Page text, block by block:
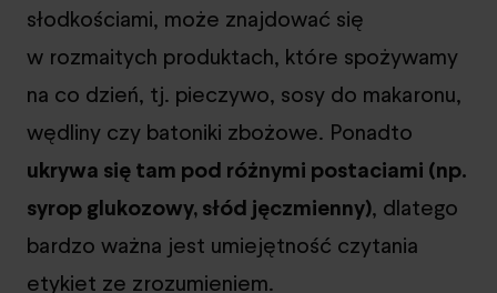
słodkościami, może znajdować się
w rozmaitych produktach, które spożywamy
na co dzień, tj. pieczywo, sosy do makaronu,
wędliny czy batoniki zbożowe. Ponadto
ukrywa się tam pod różnymi postaciami (np.
syrop glukozowy, słód jęczmienny), dlatego
bardzo ważna jest umiejętność czytania
etykiet ze zrozumieniem.